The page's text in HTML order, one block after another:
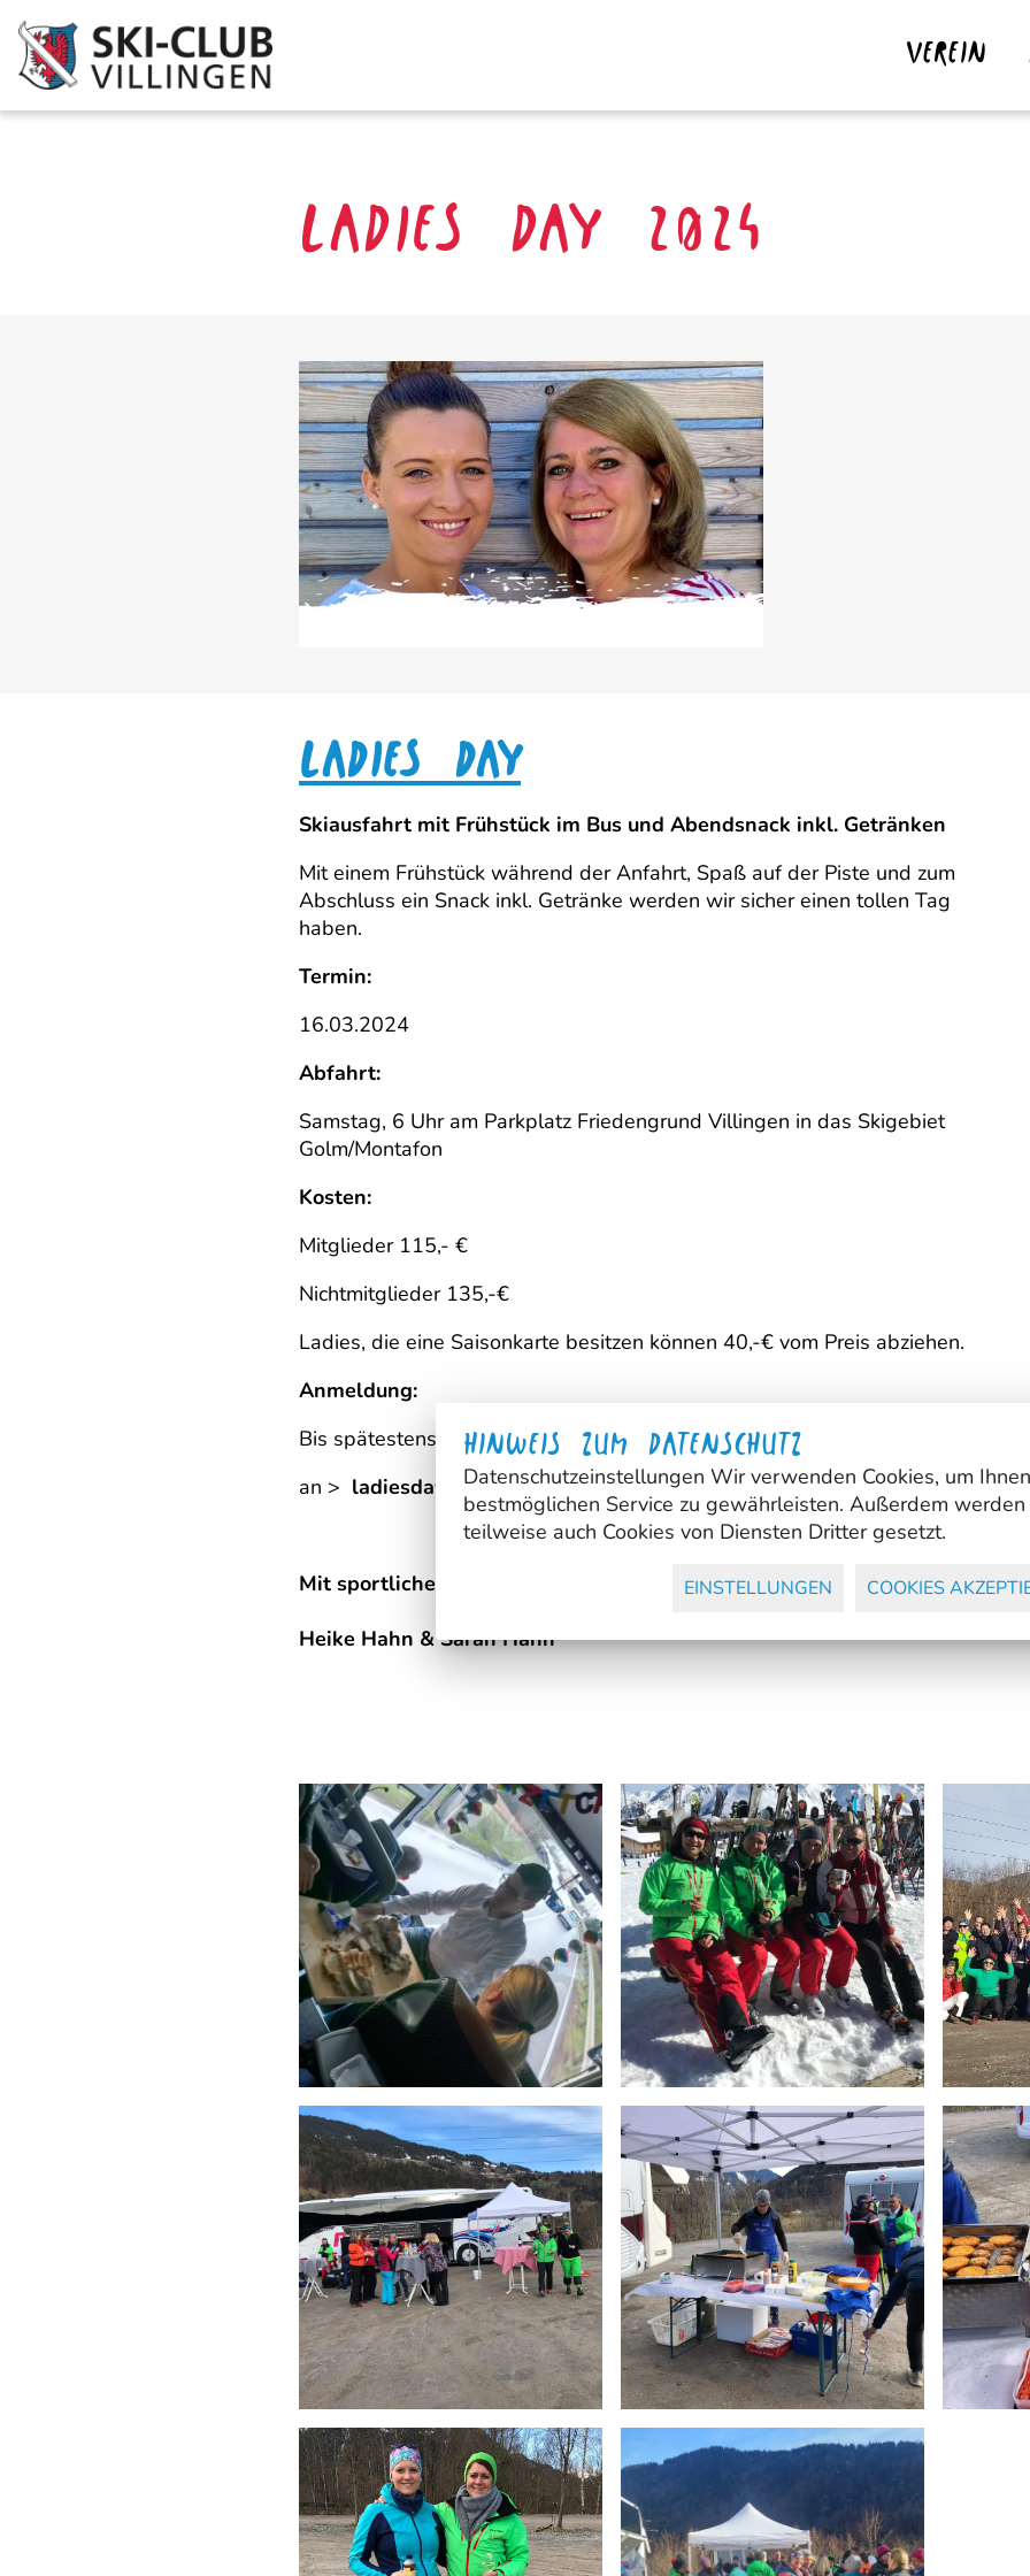
VEREIN
LADIES DAY 2024
LADIES DAY
Skiausfahrt mit Frühstück im Bus und Abendsnack inkl. Getränken
Mit einem Frühstück während der Anfahrt, Spaß auf der Piste und zum
Abschluss ein Snack inkl. Getränke werden wir sicher einen tollen Tag
haben.
Termin:
16.03.2024
Abfahrt:
Samstag, 6 Uhr am Parkplatz Friedengrund Villingen in das Skigebiet
Golm/Montafon
Kosten:
Mitglieder 115,- €
Nichtmitglieder 135,-€
Ladies, die eine Saisonkarte besitzen können 40,-€ vom Preis abziehen.
Anmeldung:
Bis spätestens Donnerstag, 14.03.2024
an > ladiesday@skiclub-villingen.de
Mit sportlichen Grüßen
Heike Hahn & Sarah Hahn
HINWEIS ZUM DATENSCHUTZ
Datenschutzeinstellungen Wir verwenden Cookies, um
bestmöglichen Service zu gewährleisten. Außerdem werden
teilweise auch Cookies von Diensten Dritter gesetzt.
EINSTELLUNGEN COOKIES